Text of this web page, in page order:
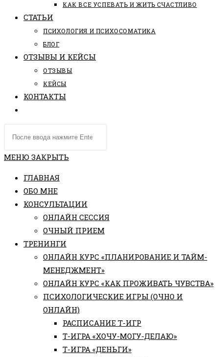
КАК ВСЕ УСПЕВАТЬ И ЖИТЬ СЧАСТЛИВО
СТАТЬИ
ПCИХОЛОГИЯ И ПСИХОСОМАТИКА
БЛОГ
ОТЗЫВЫ И КЕЙСЫ
ОТЗЫВЫ
КЕЙСЫ
КОНТАКТЫ
ПО
САЙТУ
сайте
МЕНЮ ЗАКРЫТЬ
ГЛАВНАЯ
ОБО МНЕ
КОНСУЛЬТАЦИИ
ОНЛАЙН СЕССИЯ
ОЧНЫЙ ПРИЕМ
ТРЕНИНГИ
ОНЛАЙН КУРС «ПЛАНИРОВАНИЕ И ТАЙМ-
МЕНЕДЖМЕНТ»
ОНЛАЙН КУРС «КАК ПРОЖИВАТЬ ЧУВСТВА»
ПСИХОЛОГИЧЕСКИЕ ИГРЫ (ОЧНО И
ОНЛАЙН)
РАСПИСАНИЕ Т-ИГР
Т-ИГРА «ХОЧУ-МОГУ-ДЕЛАЮ»
Т-ИГРА «ДЕНЬГИ»